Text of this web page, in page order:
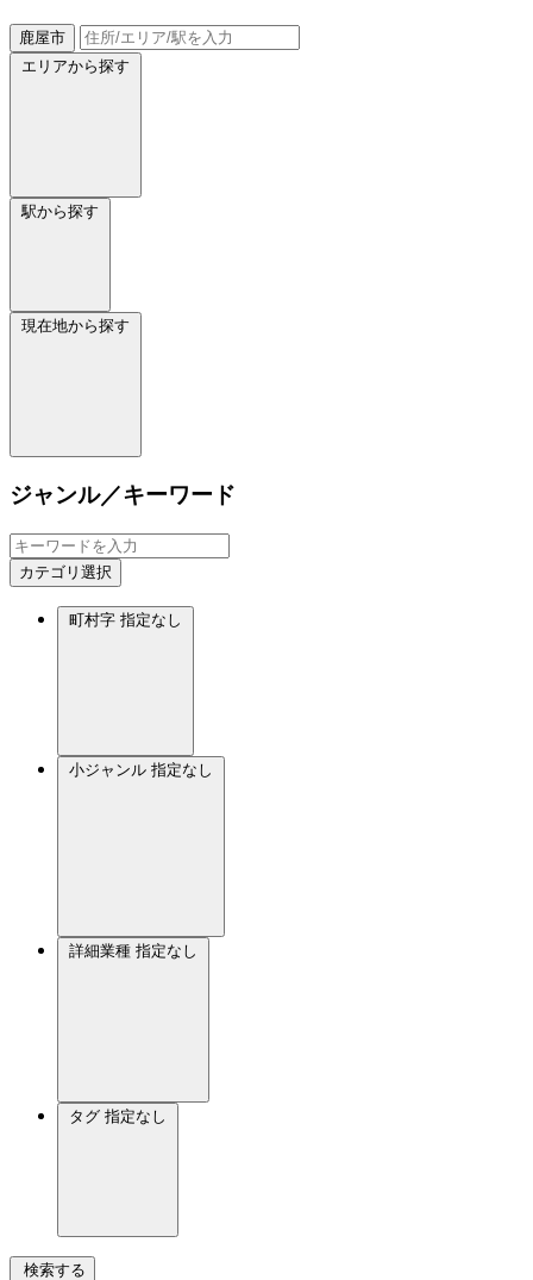
鹿屋市
エリアから探す
駅から探す
現在地から探す
ジャンル／キーワード
カテゴリ選択
町村字 指定なし
小ジャンル 指定なし
詳細業種 指定なし
タグ 指定なし
検索する